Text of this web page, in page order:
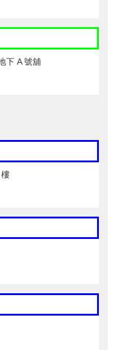
下 A 號舖